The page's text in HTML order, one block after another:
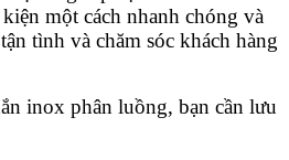
một cách nhanh chóng và
tình và chăm sóc khách hàng
inox phân luồng, bạn cần lưu